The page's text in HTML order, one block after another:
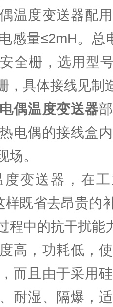
温度变送器配
感量≤2mH。总
全栅，选用型
，具体接线见制
偶温度变送器
电偶的接线盒
场。
度变送器，在
样既省去昂贵的
程中的抗干扰能
高，功耗低，
而且由于采用
耐湿、隔爆，